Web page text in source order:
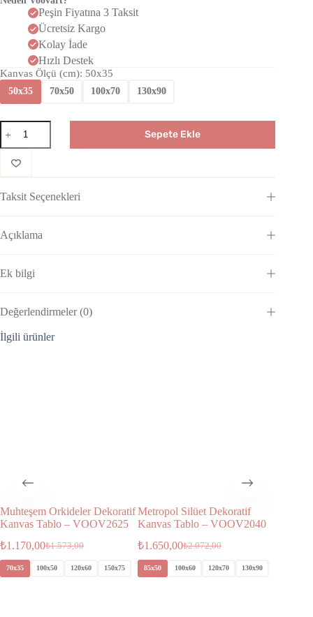
Peşin Fiyatına 3 Taksit
Ücretsiz Kargo
Kolay İade
Hızlı Destek
Kanvas Ölçü (cm): 50x35
50x35 70x50 100x70 130x90
Sepete Ekle
Taksit Seçenekleri
Açıklama
Ek bilgi
Değerlendirmeler (0)
İlgili ürünler
Muhteşem Orkideler Dekoratif
Kanvas Tablo – VOOV2625
₺1.573,00
₺1.170,00
70x35 100x50 120x60 150x75
Metropol Silüet Dekoratif
Kanvas Tablo – VOOV2040
₺2.072,00
₺1.650,00
85x50 100x60 120x70 130x90